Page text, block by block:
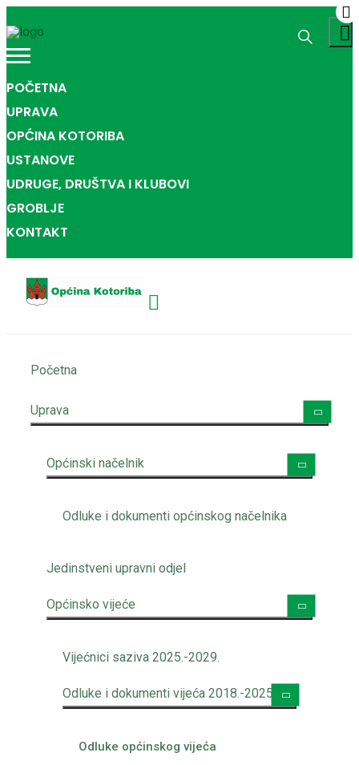
POČETNA
UPRAVA
OPĆINA KOTORIBA
USTANOVE
UDRUGE, DRUŠTVA I KLUBOVI
GROBLJE
KONTAKT
Početna
Uprava
Općinski načelnik
Odluke i dokumenti općinskog načelnika
Jedinstveni upravni odjel
Općinsko vijeće
Vijećnici saziva 2025.-2029.
Odluke i dokumenti vijeća 2018.-2025.
Odluke općinskog vijeća